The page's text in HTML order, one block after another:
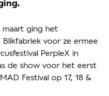
ging het
voor ze ermee
PerpleX in
de show voor het eerst
Festival op 17, 18 &